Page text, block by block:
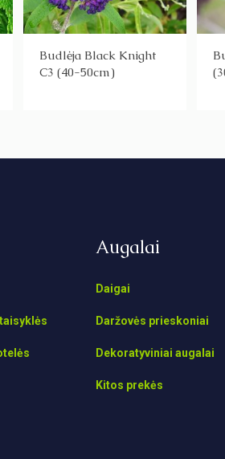
Budlėja Black Knight
C3 (40-50cm)
Augalai
Daigai
Daržovės prieskoniai
Dekoratyviniai augalai
Kitos prekės